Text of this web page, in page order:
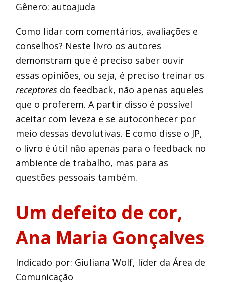
Gênero: autoajuda
Como lidar com comentários, avaliações e
conselhos? Neste livro os autores
demonstram que é preciso saber ouvir
essas opiniões, ou seja, é preciso treinar os
receptores do feedback, não apenas aqueles
que o proferem. A partir disso é possível
aceitar com leveza e se autoconhecer por
meio dessas devolutivas. E como disse o JP,
o livro é útil não apenas para o feedback no
ambiente de trabalho, mas para as
questões pessoais também.
Um defeito de cor,
Ana Maria Gonçalves
Indicado por: Giuliana Wolf, líder da Área de
Comunicação